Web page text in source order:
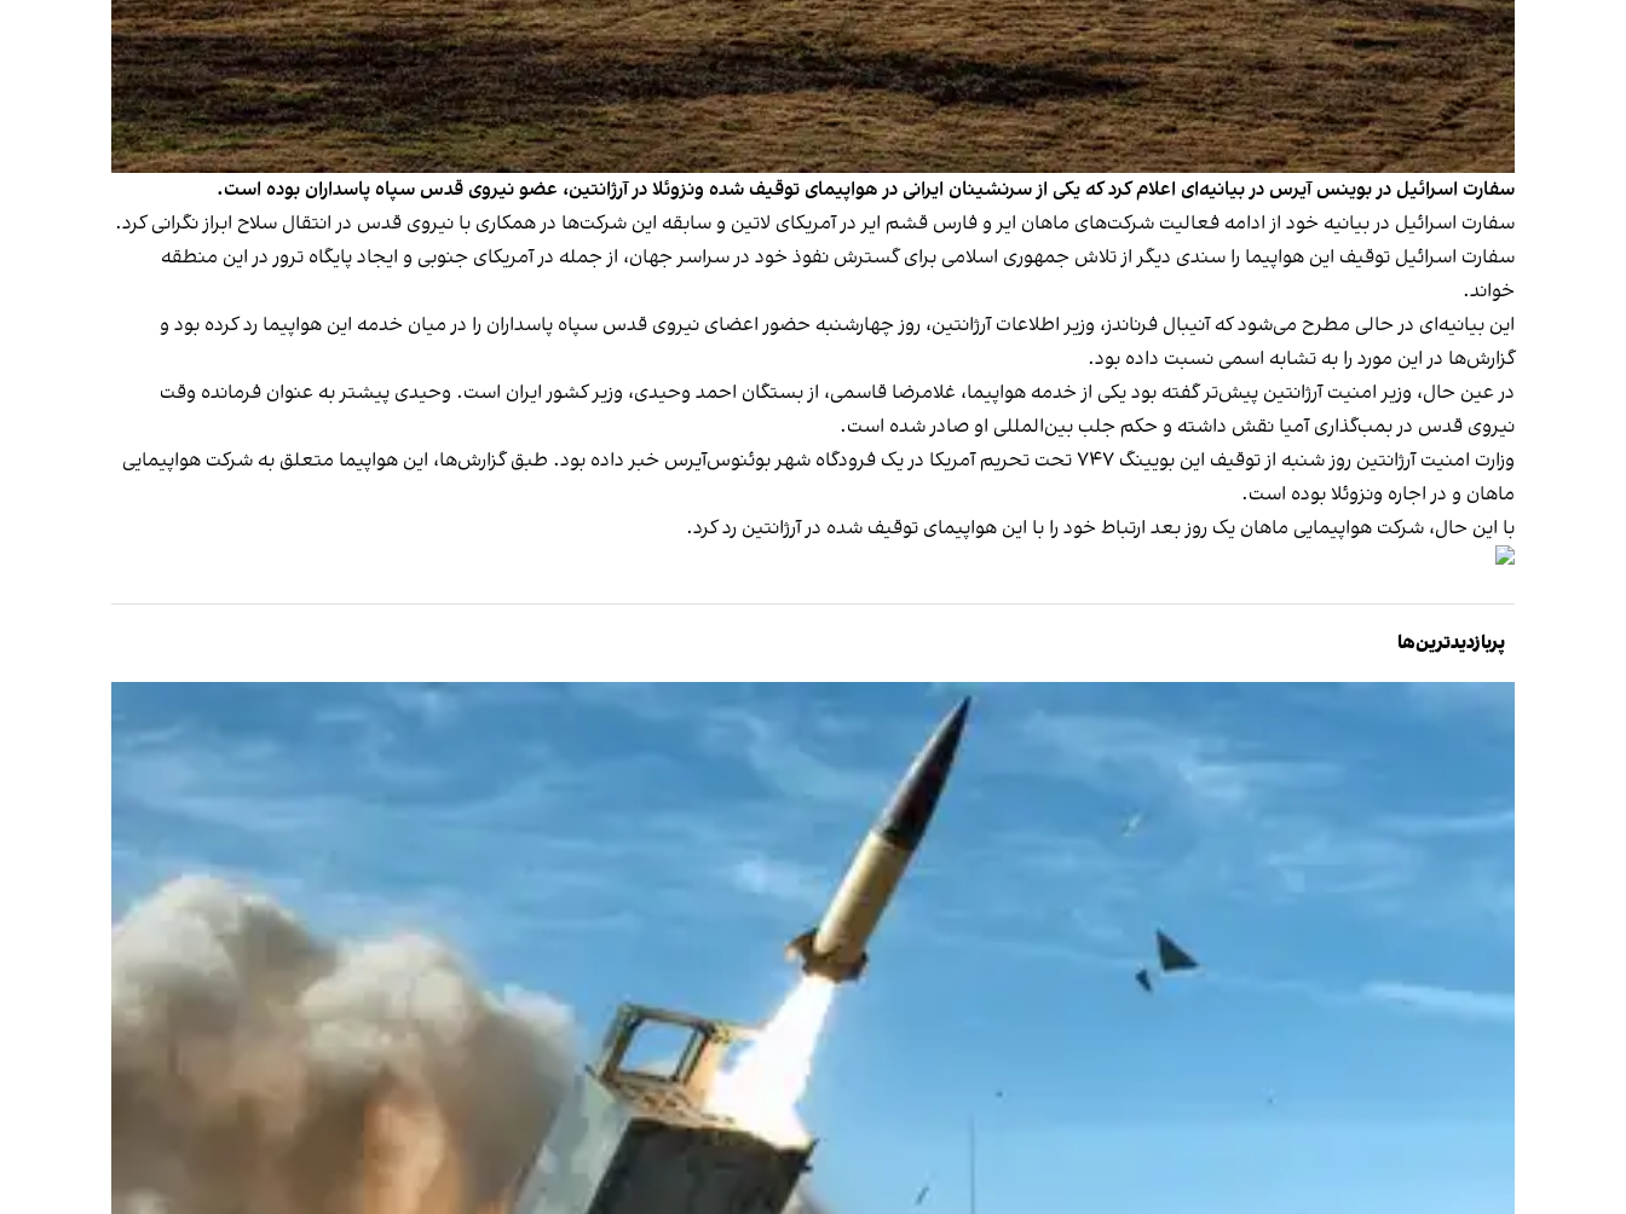
سفارت اسرائیل در بوینس آیرس در بیانیه‌ای اعلام کرد که یکی از سرنشینان ایرانی در هواپیمای توقیف شده ونزوئلا در آرژانتین، عضو نیروی قدس سپاه پاسداران بوده است.
سفارت اسرائیل در بیانیه خود از ادامه فعالیت شرکت‌های ماهان ایر و فارس قشم ایر در آمریکای لاتین و سابقه این شرکت‌ها در همکاری با نیروی قدس در انتقال سلاح ابراز نگرانی کرد.
سفارت اسرائیل توقیف این هواپیما را سندی دیگر از تلاش جمهوری اسلامی برای گسترش نفوذ خود در سراسر جهان، از جمله در آمریکای جنوبی و ایجاد پایگاه ترور در این منطقه
خواند.
این بیانیه‌ای در حالی مطرح می‌شود که آنیبال فرناندز، وزیر اطلاعات آرژانتین، روز چهارشنبه حضور اعضای نیروی قدس سپاه پاسداران را در میان خدمه این هواپیما رد کرده بود و
گزارش‌ها در این مورد را به تشابه اسمی نسبت داده بود.
در عین حال، وزیر امنیت آرژانتین پیش‌تر گفته بود یکی از خدمه هواپیما، غلامرضا قاسمی، از بستگان احمد وحیدی، وزیر کشور ایران است. وحیدی پیشتر به عنوان فرمانده وقت
نیروی قدس در بمب‌گذاری آمیا نقش داشته و حکم جلب بین‌المللی او صادر شده است.
وزارت امنیت آرژانتین روز شنبه از توقیف این بویینگ ۷۴۷ تحت تحریم آمریکا در یک فرودگاه شهر بوئنوس‌آیرس خبر داده بود. طبق گزارش‌ها، این هواپیما متعلق به شرکت هواپیمایی
ماهان و در اجاره ونزوئلا بوده است.
با این حال، شرکت هواپیمایی ماهان یک روز بعد ارتباط خود را با این هواپیمای توقیف شده در آرژانتین رد کرد.
پربازدیدترین‌ها